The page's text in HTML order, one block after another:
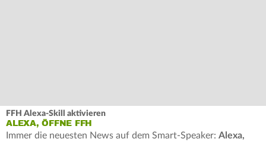
FFH Alexa-Skill aktivieren
ALEXA, ÖFFNE FFH
Immer die neuesten News auf dem Smart-Speaker: Alexa,